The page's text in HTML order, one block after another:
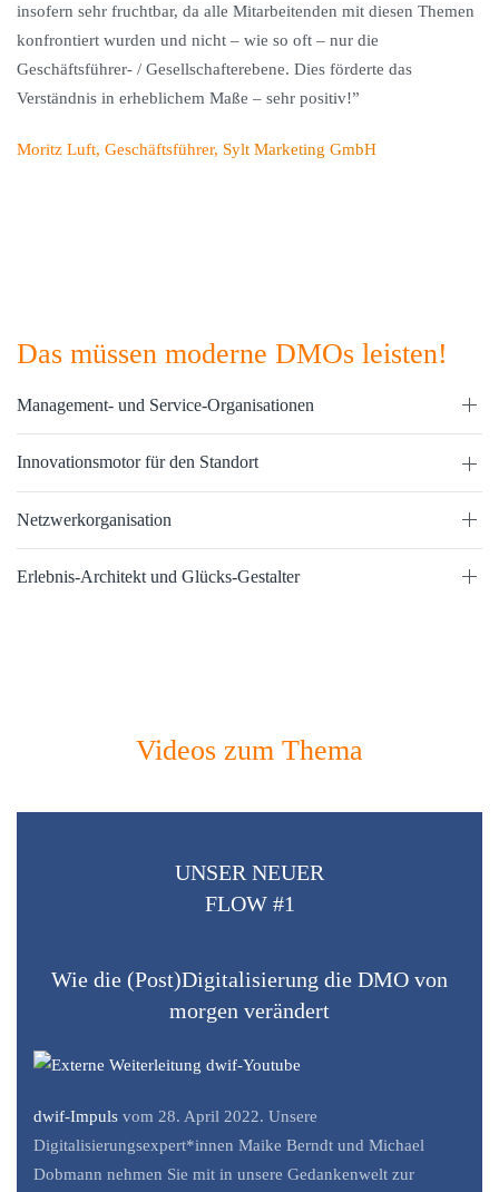
kommenden Jahre werden wir die neuen Strategien und Strukturen
mit Leben füllen und auch der Tourismus wird einen
entscheidenden Beitrag zur Transformation des Standortes
Schwedt und der gesamten Region leisten."
Philip Pozdorecz, Leiter der Stabsstelle Wirtschaftsförderung,
Das müssen moderne DMOs leisten!
Management- und Service-Organisationen
Innovationsmotor für den Standort
Netzwerkorganisation
Erlebnis-Architekt und Glücks-Gestalter
Videos zum Thema
UNSER NEUER
FLOW #1
Wie die (Post)Digitalisierung die DMO von
morgen verändert
dwif-Impuls vom 28. April 2022. Unsere
Digitalisierungsexpert*innen Maike Berndt und Michael
Dobmann nehmen Sie mit in unsere Gedankenwelt zur